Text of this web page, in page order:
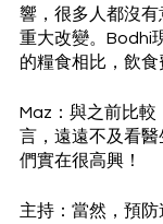
響，很多人都沒
重大改變。Bodhi
的糧食相比，飲食
Maz：與之前比較
言，遠遠不及看
們實在很高興！
主持：當然，預